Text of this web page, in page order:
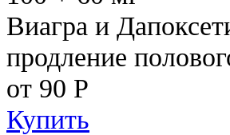
Виагра и
продление
от 90 Р
Купить